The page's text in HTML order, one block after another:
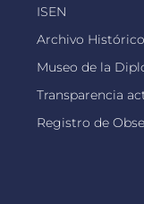
ISEN
Archivo Histórico
Museo de la
Transparencia
Registro de